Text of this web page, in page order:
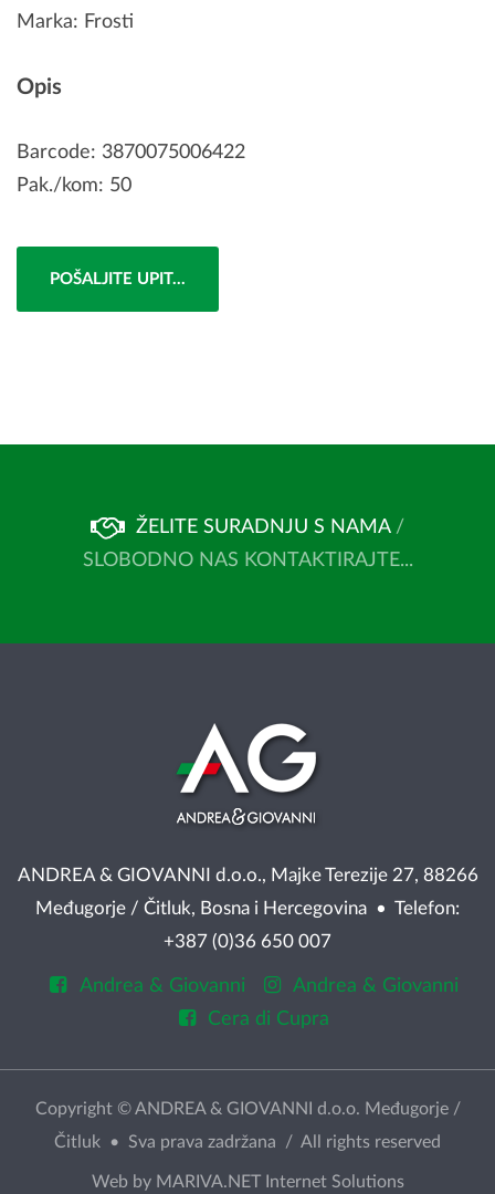
Marka: Frosti
Opis
Barcode: 3870075006422
Pak./kom: 50
POŠALJITE UPIT...
ŽELITE SURADNJU S NAMA /
SLOBODNO NAS KONTAKTIRAJTE...
ANDREA & GIOVANNI d.o.o., Majke Terezije 27, 88266
Međugorje / Čitluk, Bosna i Hercegovina • Telefon:
+387 (0)36 650 007
Andrea & Giovanni
Andrea & Giovanni
Cera di Cupra
Copyright © ANDREA & GIOVANNI d.o.o. Međugorje /
Čitluk • Sva prava zadržana / All rights reserved
Web by MARIVA.NET Internet Solutions